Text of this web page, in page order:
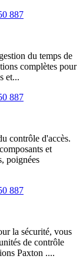
887
du temps de
complètes pour
et...
887
contrôle d'accès.
et
poignées
887
la sécurité, vous
de contrôle
Paxton ....